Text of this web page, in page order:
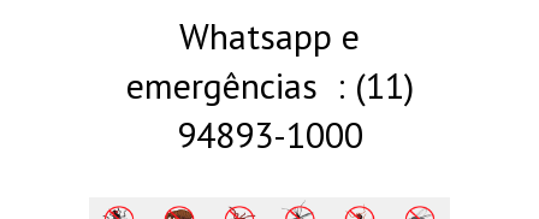
Whatsapp e
emergências : (11)
94893-1000